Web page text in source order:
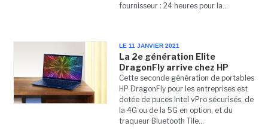
fournisseur : 24 heures pour la...
LE 11 JANVIER 2021
La 2e génération Elite
DragonFly arrive chez HP
Cette seconde génération de portables
HP DragonFly pour les entreprises est
dotée de puces Intel vPro sécurisés, de
la 4G ou de la 5G en option, et du
traqueur Bluetooth Tile...